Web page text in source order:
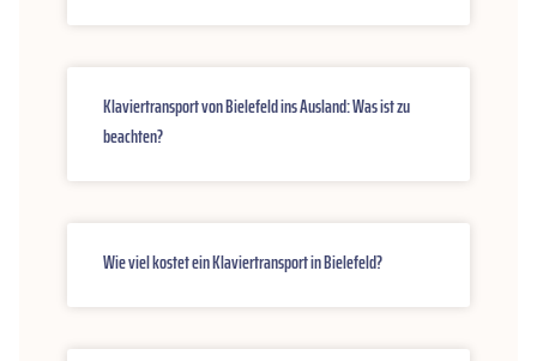
Klaviertransport von Bielefeld ins Ausland: Was ist zu
beachten?
Wie viel kostet ein Klaviertransport in Bielefeld?